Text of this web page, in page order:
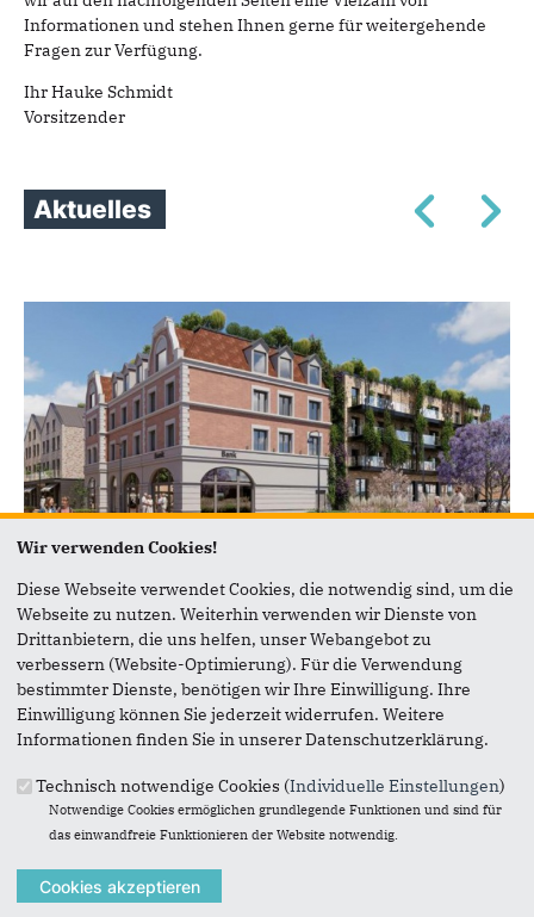
Informationen und stehen Ihnen gerne für weitergehende
Fragen zur Verfügung.
Ihr Hauke Schmidt
Vorsitzender
Aktuelles
23.06.2026
Es geht voran mit „Barmstedts Neuer
Mitte“
Die Planungen zur 1. Änderung des
Bebauungsplanes Nr. 70 wurden in Abstimmung
zwischen Politik, Verwaltung und Investor
...
Wir verwenden Cookies!
Diese Webseite verwendet Cookies, die notwendig sind, um die
Webseite zu nutzen. Weiterhin verwenden wir Dienste von
Drittanbietern, die uns helfen, unser Webangebot zu
verbessern (Website-Optimierung). Für die Verwendung
bestimmter Dienste, benötigen wir Ihre Einwilligung. Ihre
Einwilligung können Sie jederzeit widerrufen. Weitere
Informationen finden Sie in unserer Datenschutzerklärung.
Technisch notwendige Cookies (Individuelle Einstellungen)
Notwendige Cookies ermöglichen grundlegende Funktionen und sind für
das einwandfreie Funktionieren der Website notwendig.